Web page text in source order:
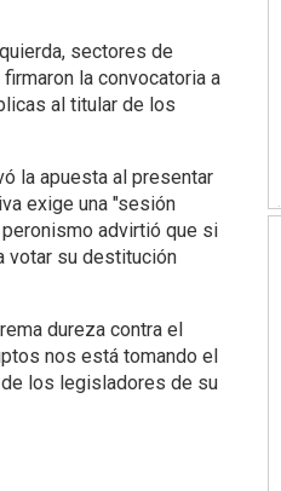
sectores de
la convocatoria a
al titular de los
la apuesta al presentar
exige una "sesión
peronismo advirtió que si
votar su destitución
dureza contra el
nos está tomando el
los legisladores de su